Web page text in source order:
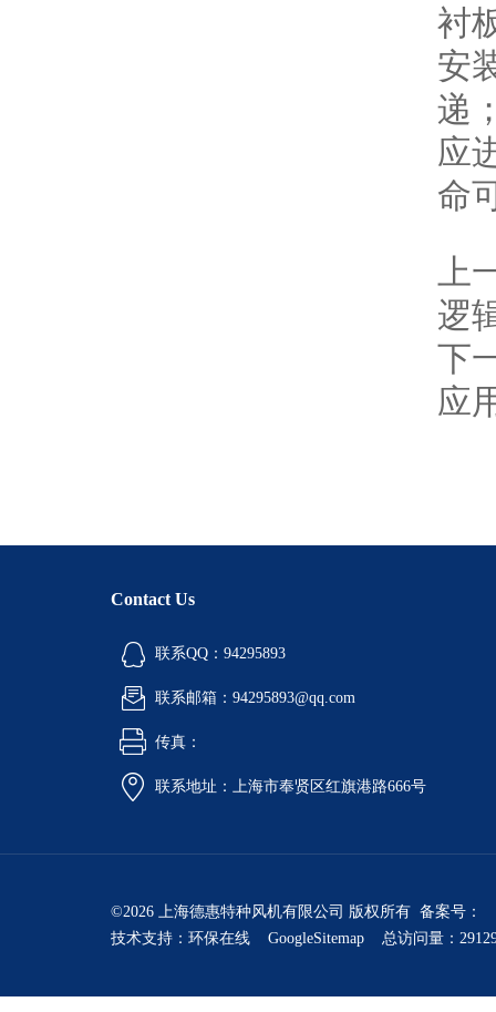
衬
安
递
应
命
上
逻
下
应
Contact Us
联系QQ：94295893
联系邮箱：94295893@qq.com
传真：
联系地址：上海市奉贤区红旗港路666号
©2026 上海德惠特种风机有限公司 版权所有 备案号：
技术支持： 环保在线 GoogleSitemap 总访问量：